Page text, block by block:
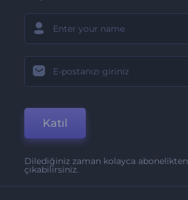
Katıl
Dilediğiniz zaman kolayca abonelikten
çıkabilirsiniz.